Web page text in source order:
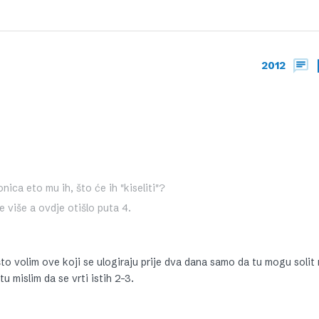
2012
eto mu ih, što će ih "kiseliti"?
više a ovdje otišlo puta 4.
volim ove koji se ulogiraju prije dva dana samo da tu mogu solit
mislim da se vrti istih 2-3.